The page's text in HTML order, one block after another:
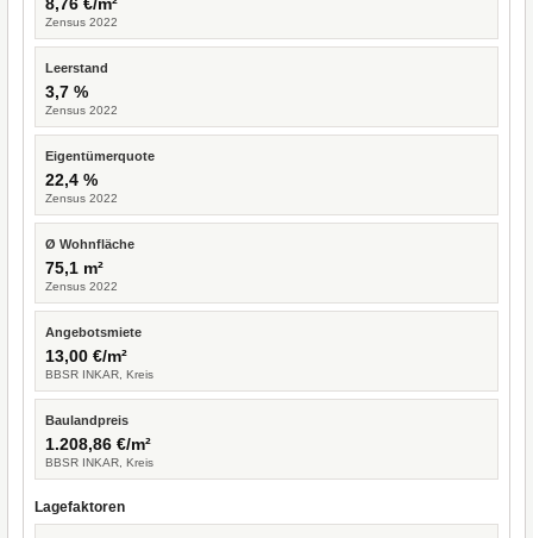
Zensus 2022
Leerstand
3,7 %
Zensus 2022
Eigentümerquote
22,4 %
Zensus 2022
Ø Wohnfläche
75,1 m²
Zensus 2022
Angebotsmiete
13,00 €/m²
BBSR INKAR, Kreis
Baulandpreis
1.208,86 €/m²
BBSR INKAR, Kreis
Lagefaktoren